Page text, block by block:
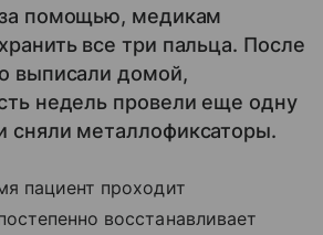
за помощью, медикам
все три пальца. После
выписали домой,
недель провели еще одну
сняли металлофиксаторы.
пациент проходит
восстанавливает